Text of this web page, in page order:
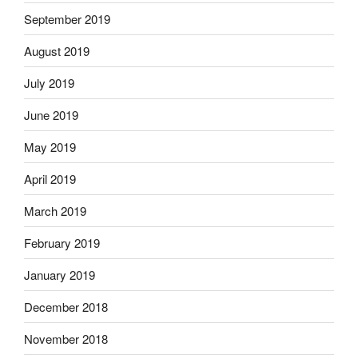
September 2019
August 2019
July 2019
June 2019
May 2019
April 2019
March 2019
February 2019
January 2019
December 2018
November 2018